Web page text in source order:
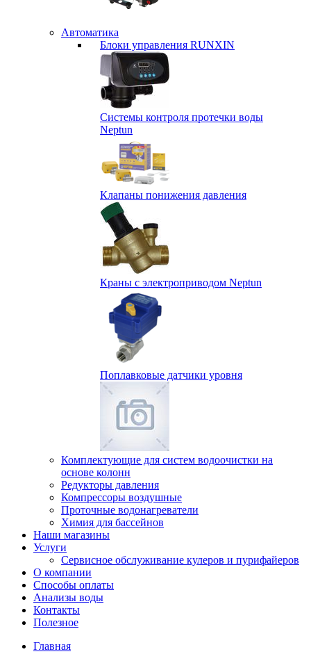
Автоматика
Блоки управления RUNXIN
Системы контроля протечки воды
Neptun
Клапаны понижения давления
Краны с электроприводом Neptun
Поплавковые датчики уровня
Комплектующие для систем водоочистки на
основе колонн
Редукторы давления
Компрессоры воздушные
Проточные водонагреватели
Химия для бассейнов
Наши магазины
Услуги
Сервисное обслуживание кулеров и пурифайеров
О компании
Способы оплаты
Анализы воды
Контакты
Полезное
Главная